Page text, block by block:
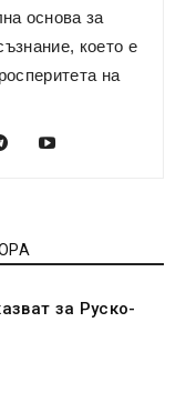
основа за
което е
на
за Руско-